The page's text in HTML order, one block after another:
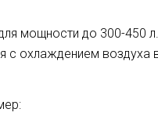
мощности до 300-450
с охлаждением воздуха